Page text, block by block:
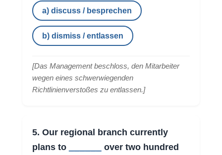
a) discuss / besprechen
b) dismiss / entlassen
[Das Management beschloss, den Mitarbeiter
wegen eines schwerwiegenden
Richtlinienverstoßes zu entlassen.]
5. Our regional branch currently
plans to
over two hundred